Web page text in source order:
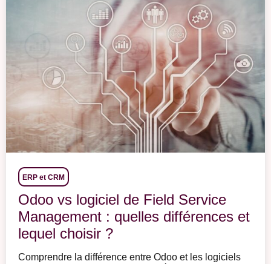
ERP et CRM
Odoo vs logiciel de Field Service
Management : quelles différences et
lequel choisir ?
Comprendre la différence entre Odoo et les logiciels